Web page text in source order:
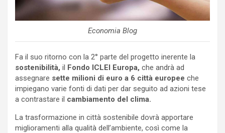
Economia Blog
Fa il suo ritorno con la 2° parte del progetto inerente la
sostenibilità, il Fondo ICLEI Europa, che andrà ad
assegnare sette milioni di euro a 6 città europee che
impiegano varie fonti di dati per dar seguito ad azioni tese
a contrastare il cambiamento del clima.
La trasformazione in città sostenibile dovrà apportare
miglioramenti alla qualità dell’ambiente, così come la